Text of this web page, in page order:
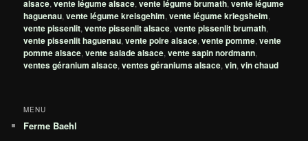
alsace,vente légume alsace,vente légume brumath,vente légume
haguenau,vente légume kreisgehim,vente légume kriegsheim,
vente pissenlit,vente pissenlit alsace,vente pissenlit brumath,
vente pissenlit haguenau,vente poire alsace,vente pomme,vente
pomme alsace,vente salade alsace,vente sapin nordmann,
ventes géranium alsace,ventes géraniums alsace,vin,vin chaud
MENU
Ferme Baehl